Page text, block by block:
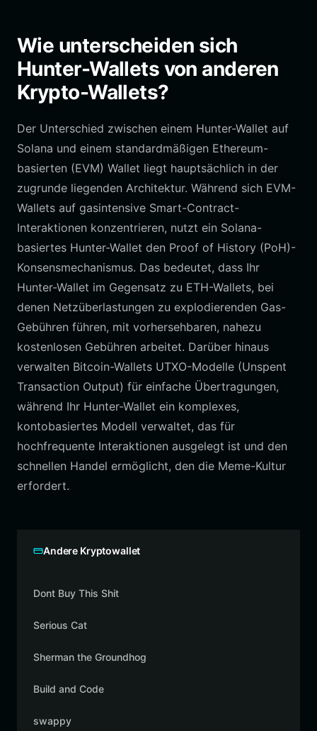
Wie unterscheiden sich
Hunter-Wallets von anderen
Krypto-Wallets?
Der Unterschied zwischen einem Hunter-Wallet auf
Solana und einem standardmäßigen Ethereum-
basierten (EVM) Wallet liegt hauptsächlich in der
zugrunde liegenden Architektur. Während sich EVM-
Wallets auf gasintensive Smart-Contract-
Interaktionen konzentrieren, nutzt ein Solana-
basiertes Hunter-Wallet den Proof of History (PoH)-
Konsensmechanismus. Das bedeutet, dass Ihr
Hunter-Wallet im Gegensatz zu ETH-Wallets, bei
denen Netzüberlastungen zu explodierenden Gas-
Gebühren führen, mit vorhersehbaren, nahezu
kostenlosen Gebühren arbeitet. Darüber hinaus
verwalten Bitcoin-Wallets UTXO-Modelle (Unspent
Transaction Output) für einfache Übertragungen,
während Ihr Hunter-Wallet ein komplexes,
kontobasiertes Modell verwaltet, das für
hochfrequente Interaktionen ausgelegt ist und den
schnellen Handel ermöglicht, den die Meme-Kultur
erfordert.
Andere Kryptowallet
Dont Buy This Shit
Serious Cat
Sherman the Groundhog
Build and Code
swappy